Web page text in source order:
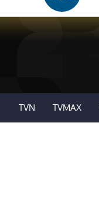
TVN TVMAX